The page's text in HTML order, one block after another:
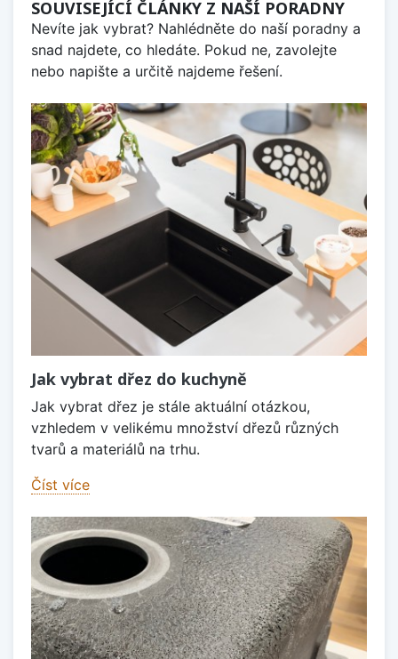
SOUVISEJÍCÍ ČLÁNKY Z NAŠÍ PORADNY
Nevíte jak vybrat? Nahlédněte do naší poradny a
snad najdete, co hledáte. Pokud ne, zavolejte
nebo napište a určitě najdeme řešení.
Jak vybrat dřez do kuchyně
Jak vybrat dřez je stále aktuální otázkou,
vzhledem v velikému množství dřezů různých
tvarů a materiálů na trhu.
Číst více